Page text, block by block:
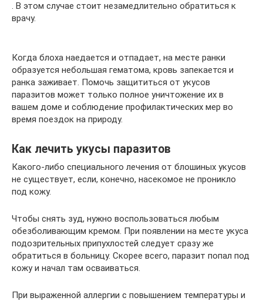
. В этом случае стоит незамедлительно обратиться к
врачу.
Когда блоха наедается и отпадает, на месте ранки
образуется небольшая гематома, кровь запекается и
ранка заживает. Помочь защититься от укусов
паразитов может только полное уничтожение их в
вашем доме и соблюдение профилактических мер во
время поездок на природу.
Как лечить укусы паразитов
Какого-либо специального лечения от блошиных укусов
не существует, если, конечно, насекомое не проникло
под кожу.
Чтобы снять зуд, нужно воспользоваться любым
обезболивающим кремом. При появлении на месте укуса
подозрительных припухлостей следует сразу же
обратиться в больницу. Скорее всего, паразит попал под
кожу и начал там осваиваться.
При выраженной аллергии с повышением температуры и